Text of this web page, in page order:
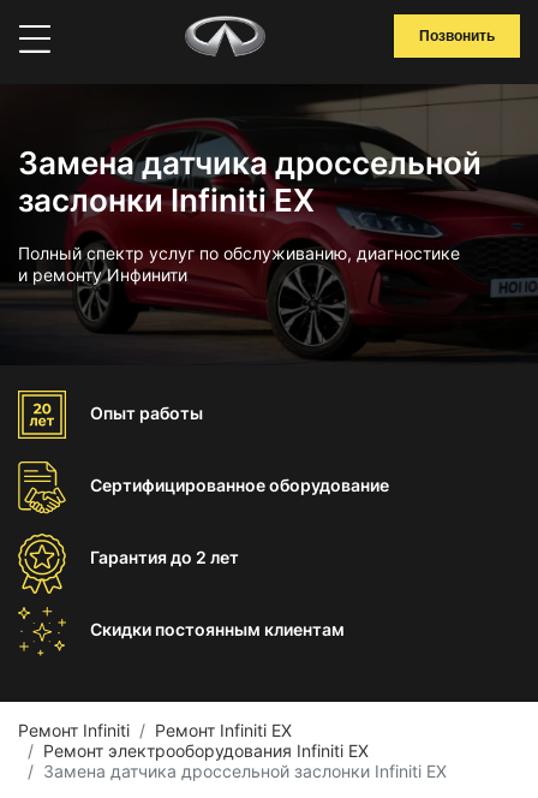
Позвонить
Замена датчика дроссельной
заслонки Infiniti EX
Полный спектр услуг по обслуживанию, диагностике
и ремонту Инфинити
Опыт работы
Сертифицированноеоборудование
Гарантиядо 2 лет
Скидки постоянным клиентам
Ремонт Infiniti
Ремонт Infiniti EX
Ремонт электрооборудования Infiniti EX
Замена датчика дроссельной заслонки Infiniti EX